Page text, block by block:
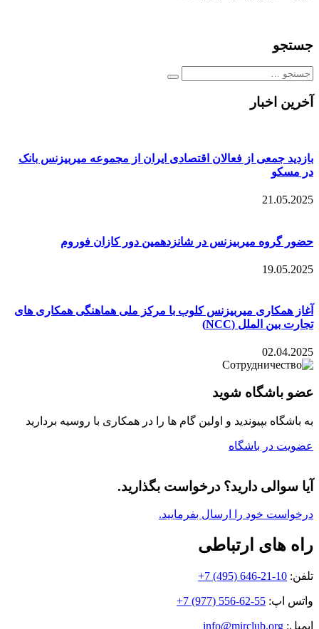
جستجو
Search
for:
جستجو
آخرین اخبار
بازدید جمعی از فعالان اقتصادی ایران از مجموعه میربیزنس بانک
در مسکو
21.05.2025
حضور گروه میربیزنس در شانزدهمین دور کازان فوروم
19.05.2025
آغاز همکاری میربیزنس کلوب با مرکز ملی هماهنگی همکاری های
تجارت بین الملل (NCC)
02.04.2025
عضو باشگاه شوید
به باشگاه بپیوندید و اولین گام ها را در همکاری با روسیه بردارید
عضویت در باشگاه
آیا سوالی دارید؟ درخواست بگذارید.
درخواست خود را ارسال بفرمایید.
راه های ارتباطی
تلفن: +7 (495) 646-21-10
واتس اپ: +7 (977) 556-62-55
ایمیل: info@mirclub.org